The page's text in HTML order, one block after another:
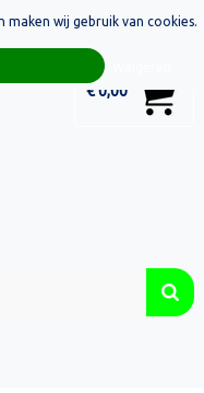
€ 0,00
wij gebruik van cookies.